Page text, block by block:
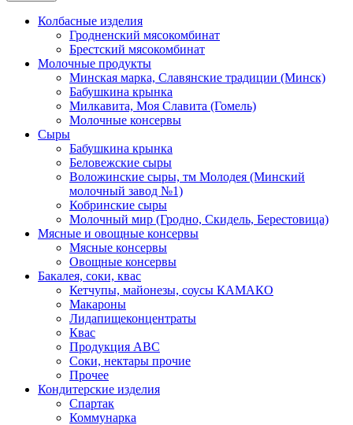
Колбасные изделия
Гродненский мясокомбинат
Брестский мясокомбинат
Молочные продукты
Минская марка, Славянские традиции (Минск)
Бабушкина крынка
Милкавита, Моя Славита (Гомель)
Молочные консервы
Сыры
Бабушкина крынка
Беловежские сыры
Воложинские сыры, тм Молодея (Минский
молочный завод №1)
Кобринские сыры
Молочный мир (Гродно, Скидель, Берестовица)
Мясные и овощные консервы
Мясные консервы
Овощные консервы
Бакалея, соки, квас
Кетчупы, майонезы, соусы КАМАКО
Макароны
Лидапищеконцентраты
Квас
Продукция АВС
Соки, нектары прочие
Прочее
Кондитерские изделия
Спартак
Коммунарка